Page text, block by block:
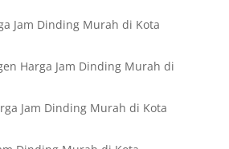
Jam Dinding Murah di Kota
Harga Jam Dinding Murah di
Jam Dinding Murah di Kota